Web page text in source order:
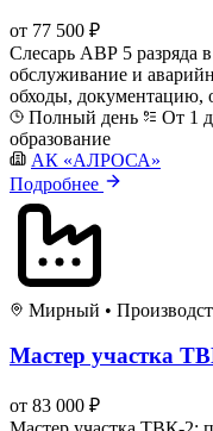
от 77 500 ₽
Слесарь АВР 5 разряда
обслуживание и
обходы, документацию,
Полный день
От 1
образование
АК «АЛРОСА»
Подробнее
Мирный •
Мастер участка
от 83 000 ₽